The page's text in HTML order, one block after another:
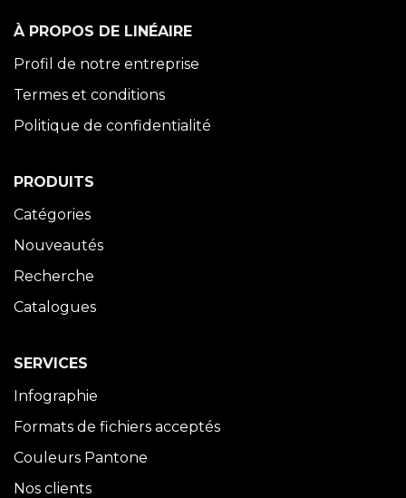
À PROPOS DE LINÉAIRE
Profil de notre entreprise
Termes et conditions
Politique de confidentialité
PRODUITS
Catégories
Nouveautés
Recherche
Catalogues
SERVICES
Infographie
Formats de fichiers acceptés
Couleurs Pantone
Nos clients